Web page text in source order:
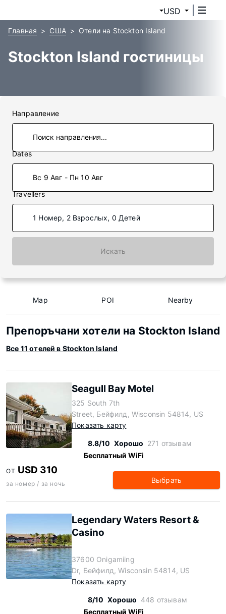
USD
Главная США Отели на Stockton Island
Stockton Island гостиницы
Направление
Dates
Вс 9 Авг - Пн 10 Авг
Travellers
1 Номер, 2 Взрослых, 0 Детей
Искать
Map POI Nearby
Препоръчани хотели на Stockton Island
Все 11 отелей в Stockton Island
Seagull Bay Motel
325 South 7th
Street, Бейфилд, Wisconsin 54814, US
Показать карту
8.8/10 Хорошо 271 отзывам
Бесплатный WiFi
ОТ USD 310
за номер / за ночь Выбрать
Legendary Waters Resort &
Casino
37600 Onigamiing
Dr, Бейфилд, Wisconsin 54814, US
Показать карту
8/10 Хорошо 448 отзывам
Бесплатный WiFi